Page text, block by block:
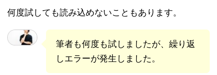
何度試しても読み込めないこともあります。
筆者も何度も試しましたが、繰り返
しエラーが発生しました。